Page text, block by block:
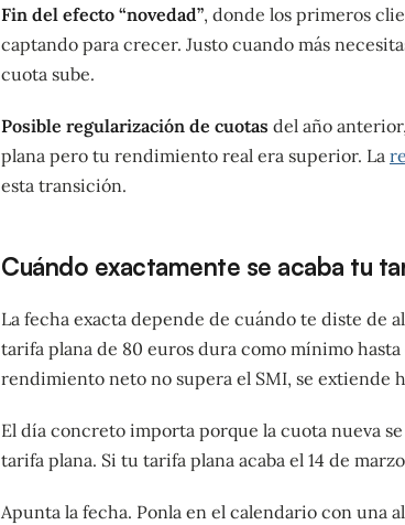
Fin del efecto “novedad”, donde los primeros
captando para crecer. Justo cuando más
cuota sube.
Posible regularización de cuotas del año
plana pero tu rendimiento real era superior. La
esta transición.
Cuándo exactamente se acaba tu
La fecha exacta depende de cuándo te diste de
tarifa plana de 80 euros dura como mínimo hasta
rendimiento neto no supera el SMI, se extiende
El día concreto importa porque la cuota nueva
tarifa plana. Si tu tarifa plana acaba el 14 de
Apunta la fecha. Ponla en el calendario con una